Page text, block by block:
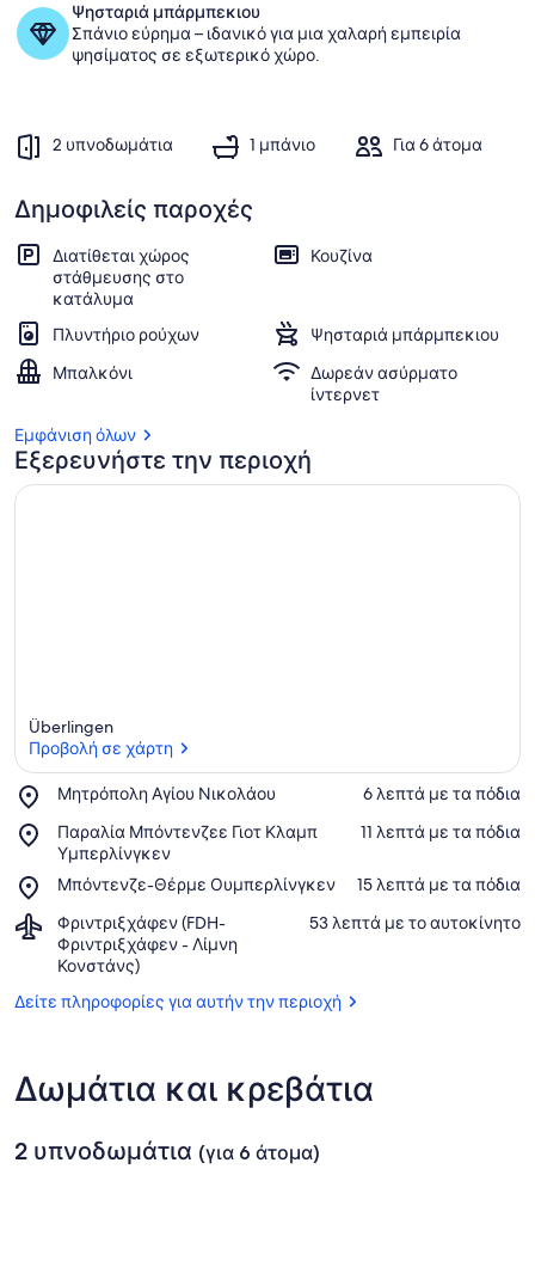
Γεύματα σε εξωτερικό χώρο
Ψησταριά μπάρμπεκιου
Σπάνιο εύρημα – ιδανικό για μια χαλαρή εμπειρία
ψησίματος σε εξωτερικό χώρο.
2 υπνοδωμάτια 1 μπάνιο Για 6 άτομα
Δημοφιλείς παροχές
Διατίθεται χώρος
στάθμευσης στο
κατάλυμα
Κουζίνα
Πλυντήριο ρούχων
Ψησταριά μπάρμπεκιου
Μπαλκόνι
Δωρεάν ασύρματο
ίντερνετ
Εμφάνιση όλων
Εξερευνήστε την περιοχή
Überlingen
Προβολή σε χάρτη
Μητρόπολη Αγίου Νικολάου
Place,
Αγίου
Νικολάου
‪6 λεπτά με τα πόδια‬
Παραλία Μπόντενζεε Γιοτ Κλαμπ
Υμπερλίνγκεν
Place,
Παραλία
Μπόντενζεε
Γιοτ
Κλαμπ
Υμπερλίνγκεν
‪11 λεπτά με τα πόδια‬
Μπόντενζε-Θέρμε Ουμπερλίνγκεν
Place,
Θέρμε
Ουμπερλίνγκεν
‪15 λεπτά με τα πόδια‬
Φριντριξχάφεν (FDH-
Φριντριξχάφεν - Λίμνη
Κονστάνς)
Airport,
Φριντριξχάφεν
(FDH-
-
‪53 λεπτά με το αυτοκίνητο‬
Δείτε πληροφορίες για αυτήν την περιοχή
Δωμάτια και κρεβάτια
2 υπνοδωμάτια (για 6 άτομα)